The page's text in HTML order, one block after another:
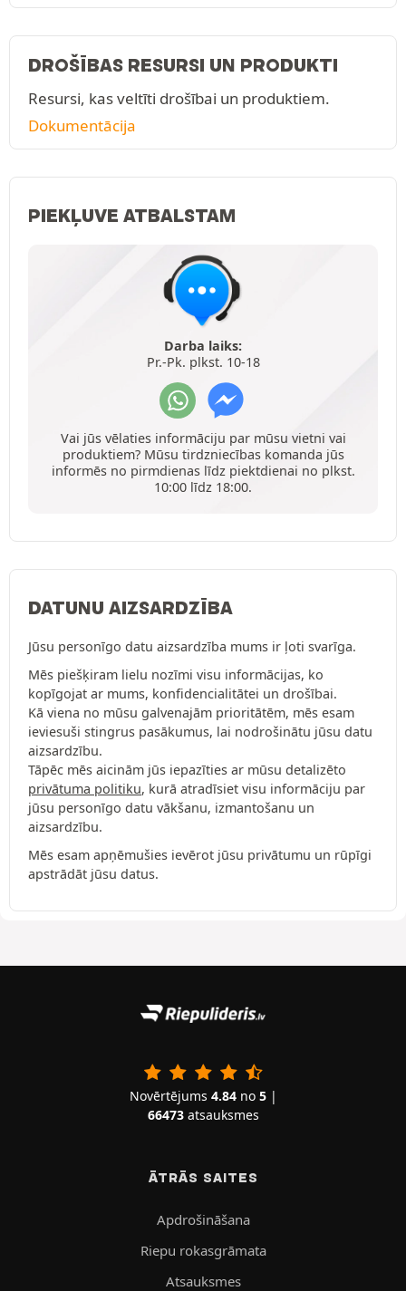
DROŠĪBAS RESURSI UN PRODUKTI
Resursi, kas veltīti drošībai un produktiem.
Dokumentācija
PIEKĻUVE ATBALSTAM
Darba laiks:
Pr.-Pk. plkst. 10-18
Vai jūs vēlaties informāciju par mūsu vietni vai
produktiem? Mūsu tirdzniecības komanda jūs
informēs no pirmdienas līdz piektdienai no plkst.
10:00 līdz 18:00.
DATUNU AIZSARDZĪBA
Jūsu personīgo datu aizsardzība mums ir ļoti svarīga.
Mēs piešķiram lielu nozīmi visu informācijas, ko
kopīgojat ar mums, konfidencialitātei un drošībai.
Kā viena no mūsu galvenajām prioritātēm, mēs esam
ieviesuši stingrus pasākumus, lai nodrošinātu jūsu datu
aizsardzību.
Tāpēc mēs aicinām jūs iepazīties ar mūsu detalizēto
privātuma politiku, kurā atradīsiet visu informāciju par
jūsu personīgo datu vākšanu, izmantošanu un
aizsardzību.
Mēs esam apņēmušies ievērot jūsu privātumu un rūpīgi
apstrādāt jūsu datus.
Novērtējums 4.84no 5|
66473atsauksmes
ĀTRĀS SAITES
Apdrošināšana
Riepu rokasgrāmata
Atsauksmes